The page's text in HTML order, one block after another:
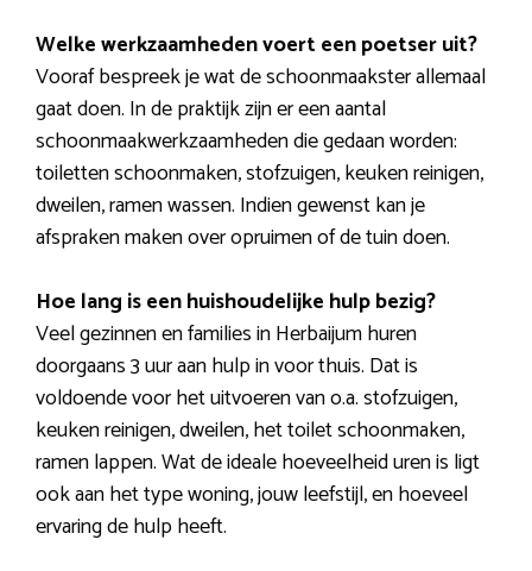
Welke werkzaamheden voert een poetser uit?
Vooraf bespreek je wat de schoonmaakster allemaal
gaat doen. In de praktijk zijn er een aantal
schoonmaakwerkzaamheden die gedaan worden:
toiletten schoonmaken, stofzuigen, keuken reinigen,
dweilen, ramen wassen. Indien gewenst kan je
afspraken maken over opruimen of de tuin doen.
Hoe lang is een huishoudelijke hulp bezig?
Veel gezinnen en families in Herbaijum huren
doorgaans 3 uur aan hulp in voor thuis. Dat is
voldoende voor het uitvoeren van o.a. stofzuigen,
keuken reinigen, dweilen, het toilet schoonmaken,
ramen lappen. Wat de ideale hoeveelheid uren is ligt
ook aan het type woning, jouw leefstijl, en hoeveel
ervaring de hulp heeft.